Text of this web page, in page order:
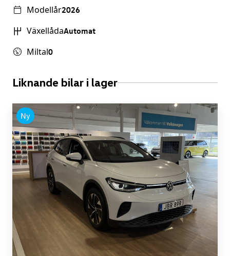
Modellår2026
VäxellådaAutomat
Miltal0
Liknande bilar i lager
Ny
Volkswagen - ID.4
PRO 4MOTION 210 KW/286hk